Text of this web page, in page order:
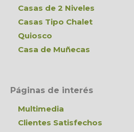
Casas de 2 Niveles
Casas Tipo Chalet
Quiosco
Casa de Muñecas
Páginas de interés
Multimedia
Clientes Satisfechos